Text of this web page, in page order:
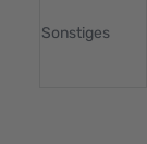
Sonstiges